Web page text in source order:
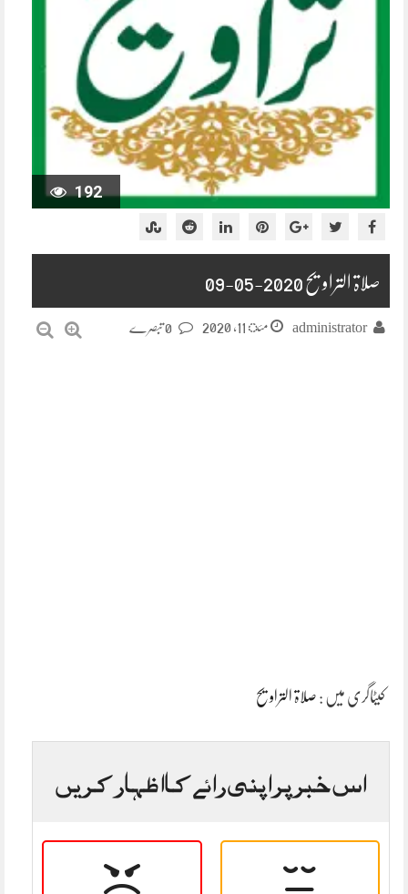
192
صلاۃ التراویح 2020-05-09
administrator مئ 11, 2020
کیٹاگری میں : صلاۃ التراویح
اس خبر پر اپنی رائے کا اظہار کریں